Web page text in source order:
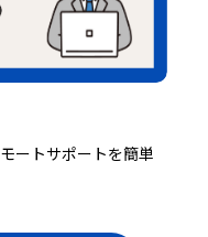
ートサポートを簡単